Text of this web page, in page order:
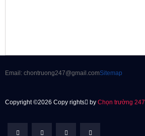
Email: chontruong247@gmail.comSitemap
Copyright ©2026 Copy rights by Chọn trường 247